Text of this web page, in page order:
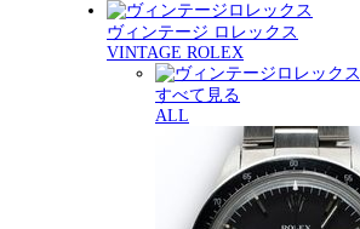
ヴィンテージ ロレックス
VINTAGE ROLEX
すべて見る
ALL